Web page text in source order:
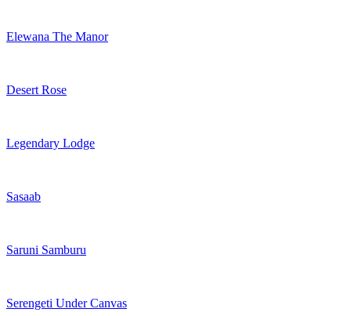
Elewana The Manor
Desert Rose
Legendary Lodge
Sasaab
Saruni Samburu
Serengeti Under Canvas